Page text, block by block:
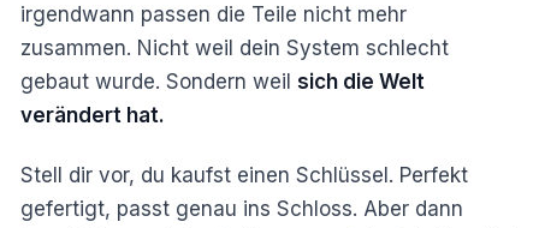
irgendwann passen die Teile nicht mehr
zusammen. Nicht weil dein System schlecht
gebaut wurde. Sondern weil sich die Welt
verändert hat.
Stell dir vor, du kaufst einen Schlüssel. Perfekt
gefertigt, passt genau ins Schloss. Aber dann